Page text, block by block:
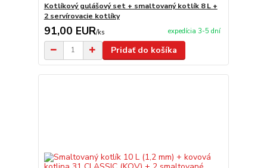
Kotlíkový gulášový set + smaltovaný kotlík 8 L +
2 servírovacie kotlíky
91,00 EUR/ks expedícia 3-5 dní
Pridať do košíka